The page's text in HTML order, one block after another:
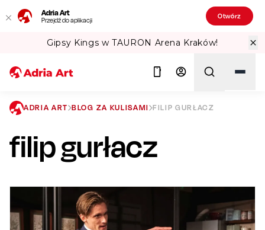
Adria Art
Przejdź do aplikacji Otwórz
Kraków! Sprawdź Teatralne
ADRIA ART BLOG ZA KULISAMI FILIP GURŁACZ
filip gurłacz